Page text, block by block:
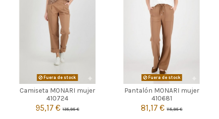
Fuera de stock
Camiseta MONARI mujer
410724
95,17 €135,95 €
 Agotado
Fuera de stock
Pantalón MONARI mujer
410681
81,17 €115,95 €
 Agotado